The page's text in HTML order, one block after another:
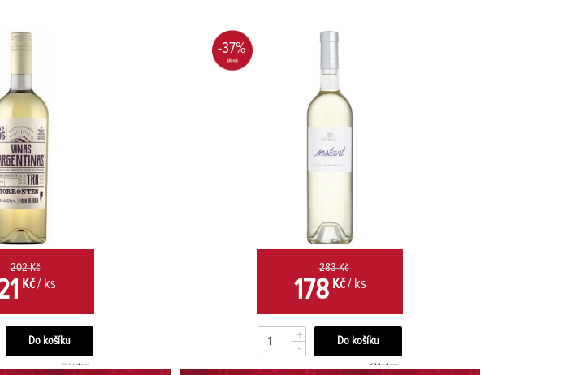
202 Kč
Kč/ ks
Skladem
-37%
283 Kč
178Kč/ ks
+
-
Skladem